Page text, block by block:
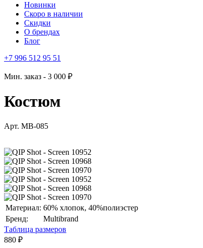
Новинки
Скоро в наличии
Скидки
О брендах
Блог
+7 996 512 95 51
Мин. заказ - 3 000 ₽
Костюм
Арт. MB-085
Материал: 60% хлопок, 40%полиэстер
Бренд:
Multibrand
Таблица размеров
880 ₽